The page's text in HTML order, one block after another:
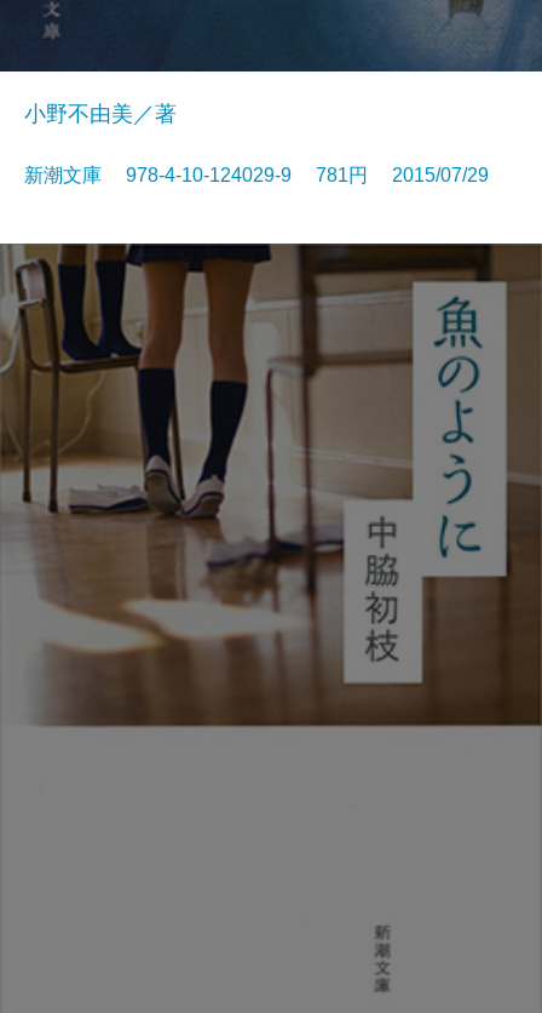
小野不由美／著
新潮文庫 978-4-10-124029-9 781円 2015/07/29